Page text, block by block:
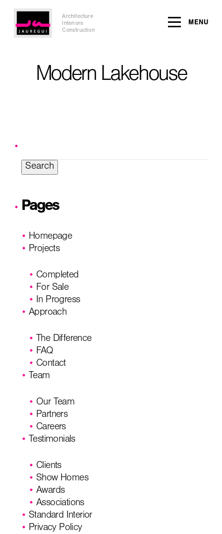
Architecture
Interiors
Construction
MENU
Modern Lakehouse
Pages
Homepage
Projects
Completed
For Sale
In Progress
Approach
The Difference
FAQ
Contact
Team
Our Team
Partners
Careers
Testimonials
Clients
Show Homes
Awards
Associations
Standard Interior
Privacy Policy